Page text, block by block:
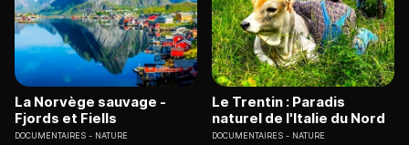
La Norvège sauvage -
Fjords et Fiells
DOCUMENTAIRES NATURE
Le Trentin : Paradis
naturel de l'Italie du Nord
DOCUMENTAIRES NATURE